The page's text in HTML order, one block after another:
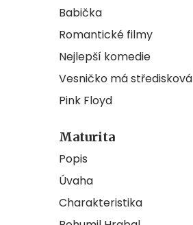
Babička
Romantické filmy
Nejlepší komedie
Vesničko má středisková
Pink Floyd
Maturita
Popis
Úvaha
Charakteristika